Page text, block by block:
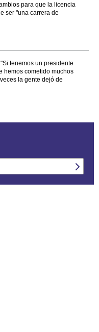
para que la licencia
ser "una carrera de
tenemos un presidente
hemos cometido muchos
la gente dejó de